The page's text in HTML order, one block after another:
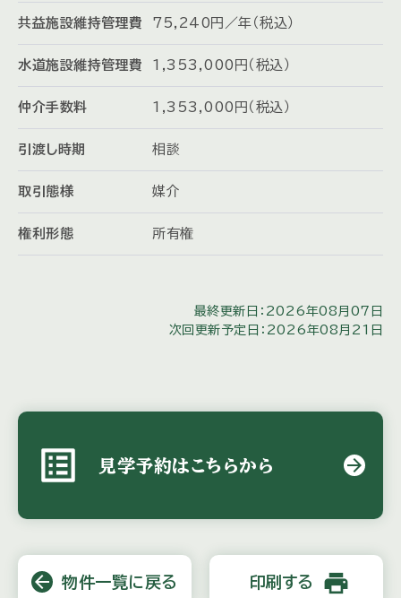
共益施設維持管理費 75,240円／年（税込）
水道施設維持管理費 1,353,000円（税込）
仲介手数料 1,353,000円（税込）
引渡し時期 相談
取引態様 媒介
権利形態 所有権
最終更新日：2026年08月07日
次回更新予定日：2026年08月21日
list_alt 見学予約はこちらから arrow_forward
arrow_back 物件一覧に戻る 印刷する print